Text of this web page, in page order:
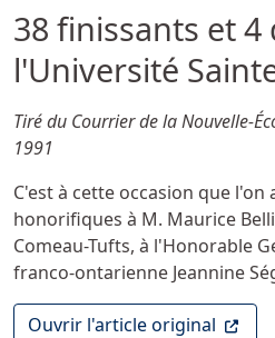
38 finissants et 4
l'Université
Détails
Tiré du Courrier de la Nouvelle-
1991
C'est à cette occasion que
honorifiques à M. Maurice
Comeau-Tufts, à l'Honorable
franco-ontarienne Jeannine
Ouvrir l'article original (Ce